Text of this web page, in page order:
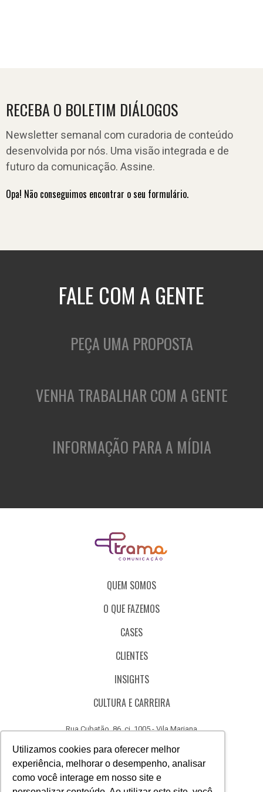
Utilizamos cookies para oferecer melhor
experiência, melhorar o desempenho, analisar
como você interage em nosso site e
RECEBA O BOLETIM DIÁLOGOS
Newsletter semanal com curadoria de conteúdo
desenvolvida por nós. Uma visão integrada e de
futuro da comunicação. Assine.
Opa! Não conseguimos encontrar o seu formulário.
FALE COM A GENTE
PEÇA UMA PROPOSTA
VENHA TRABALHAR COM A GENTE
INFORMAÇÃO PARA A MÍDIA
QUEM SOMOS
O QUE FAZEMOS
CASES
CLIENTES
INSIGHTS
CULTURA E CARREIRA
Rua Cubatão, 86, cj. 1005 - Vila Mariana
CÓDIGO DE ÉTICA